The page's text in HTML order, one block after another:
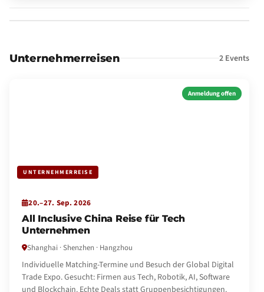
Unternehmerreisen 2 Events
UNTERNEHMERREISE
Anmeldung offen
20.–27. Sep. 2026
All Inclusive China Reise für Tech
Unternehmen
Shanghai · Shenzhen · Hangzhou
Individuelle Matching-Termine und Besuch der Global Digital
Trade Expo. Gesucht: Firmen aus Tech, Robotik, AI, Software
und Blockchain. Echte Deals statt Gruppenbesichtigungen.